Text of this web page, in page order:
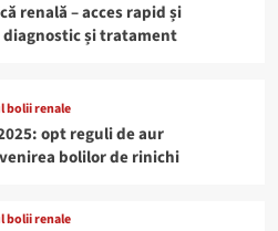
renală – acces rapid și
și tratament
bolii renale
opt reguli de aur
bolilor de rinichi
bolii renale